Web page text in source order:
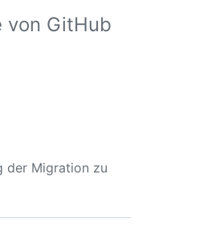
von GitHub
der Migration zu